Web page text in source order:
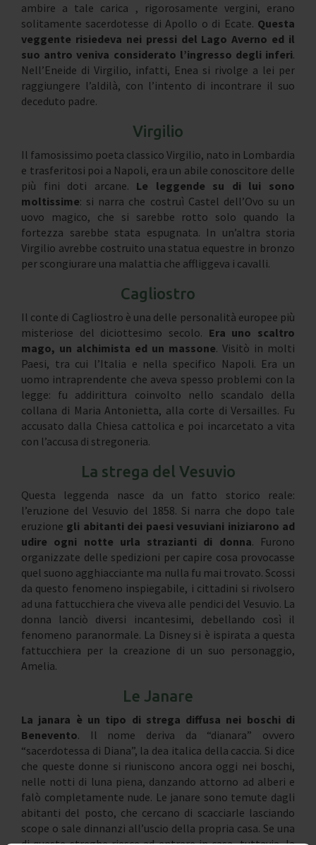
ambire a tale carica , rigorosamente vergini, erano
solitamente sacerdotesse di Apollo o di Ecate. Questa
veggente risiedeva nei pressi del Lago Averno ed il
suo antro veniva considerato l’ingresso degli inferi.
Nell’Eneide di Virgilio, infatti, Enea si rivolge a lei per
raggiungere l’aldilà, con l’intento di incontrare il suo
deceduto padre.
Virgilio
Il famosissimo poeta classico Virgilio, nato in Lombardia
e trasferitosi poi a Napoli, era un abile conoscitore delle
più fini doti arcane. Le leggende su di lui sono
moltissime: si narra che costruì Castel dell’Ovo su un
uovo magico, che si sarebbe rotto solo quando la
fortezza sarebbe stata espugnata. In un’altra storia
Virgilio avrebbe costruito una statua equestre in bronzo
per scongiurare una malattia che affliggeva i cavalli.
Cagliostro
Il conte di Cagliostro è una delle personalità europee più
misteriose del diciottesimo secolo. Era uno scaltro
mago, un alchimista ed un massone. Visitò in molti
Paesi, tra cui l’Italia e nella specifico Napoli. Era un
uomo intraprendente che aveva spesso problemi con la
legge: fu addirittura coinvolto nello scandalo della
collana di Maria Antonietta, alla corte di Versailles. Fu
accusato dalla Chiesa cattolica e poi incarcetato a vita
con l’accusa di stregoneria.
La strega del Vesuvio
Questa leggenda nasce da un fatto storico reale:
l’eruzione del Vesuvio del 1858. Si narra che dopo tale
eruzione gli abitanti dei paesi vesuviani iniziarono ad
udire ogni notte urla strazianti di donna. Furono
organizzate delle spedizioni per capire cosa provocasse
quel suono agghiacciante ma nulla fu mai trovato. Scossi
da questo fenomeno inspiegabile, i cittadini si rivolsero
ad una fattucchiera che viveva alle pendici del Vesuvio. La
donna lanciò diversi incantesimi, debellando così il
fenomeno paranormale. La Disney si è ispirata a questa
fattucchiera per la creazione di un suo personaggio,
Amelia.
Le Janare
La janara è un tipo di strega diffusa nei boschi di
Benevento. Il nome deriva da “dianara” ovvero
“sacerdotessa di Diana”, la dea italica della caccia. Si dice
che queste donne si riuniscono ancora oggi nei boschi,
nelle notti di luna piena, danzando attorno ad alberi e
falò completamente nude. Le janare sono temute dagli
abitanti del posto, che cercano di scacciarle lasciando
scope o sale dinnanzi all’uscio della propria casa. Se una